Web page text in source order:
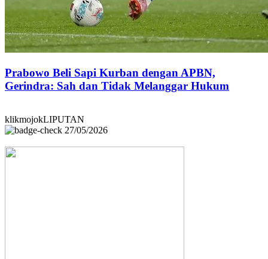
Prabowo Beli Sapi Kurban dengan APBN,
Gerindra: Sah dan Tidak Melanggar Hukum
klikmojokLIPUTAN
27/05/2026